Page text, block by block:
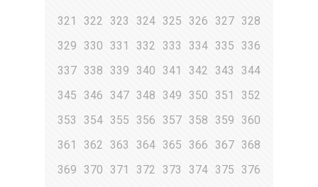
321
322 323 324 325 326 327 328
329
330 331 332 333 334 335
336
337 338 339 340 341 342 343
344
345
346 347 348 349 350 351
352
353
354 355 356 357 358 359 360
361
362 363 364 365 366 367 368
369
370 371 372 373 374 375 376